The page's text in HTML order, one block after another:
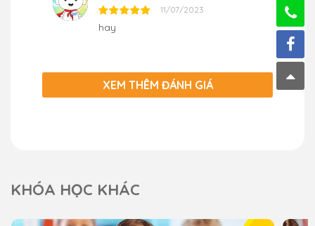
11/07/2023
hay
XEM THÊM ĐÁNH GIÁ
KHÓA HỌC KHÁC